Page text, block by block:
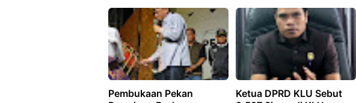
Pembukaan Pekan
Ketua DPRD KLU Sebut